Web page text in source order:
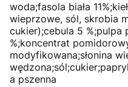
woda;fasola biała
wieprzowe, sól, skrobia
cukier);cebula 5 %;pulpa
%;koncentrat
modyfikowana;słonina
a pszenna